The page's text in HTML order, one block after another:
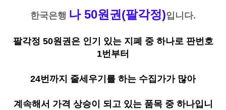
한국은행 나 50원권(팔각정)입니다.
팔각정 50원권은 인기 있는 지폐 중 하나로 판번호
1번부터
24번까지 줄세우기를 하는 수집가가 많아
계속해서 가격 상승이 되고 있는 품목 중 하나입니